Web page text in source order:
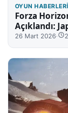
OYUN HABERLERI
Forza
Açıklandı:
26 Mart 2026·